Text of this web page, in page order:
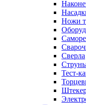
Ножи
Сверла
Тест-